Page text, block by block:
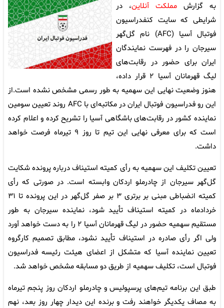
به گزارش مملکت آنلاین، در
شرایطی که سایت کنفدراسیون
فوتبال آسیا (AFC) نام گل‌گهر
سیرجان را در فهرست نمایندگان
ایران برای حضور در رقابت‌های
لیگ قهرمانان آسیا ۲ قرار داده،
هنوز وضعیت نهایی این سهمیه به طور رسمی مشخص نشده است.از
این رو فدراسیون فوتبال ایران در مکاتبه‌ای با AFC روند تعیین سومین
نماینده کشور در رقابت‌های باشگاهی آسیا را تشریح کرده و اعلام کرده
است که برای معرفی نهایی این تیم تا روز ۹ تیرماه فرصت خواهد
داشت.
تعیین تکلیف این سهمیه به رأی کمیته استیناف درباره پرونده شکایت
گل‌گهر سیرجان از چادرملو اردکان وابسته است. در صورتی که رأی
کمیته انضباطی مبنی بر برتری ۳ بر صفر گل‌گهر در این پرونده تا ۳۱
خردادماه در کمیته استیناف تأیید شود، نماینده سیرجان به طور
مستقیم سهمیه حضور در لیگ قهرمانان آسیا ۲ را به دست خواهد آورد
ولی اگر رأی صادره در استیناف تأیید نشود، مطابق تصمیم کارگروه
تعیین نماینده آسیا که متشکل از اعضای هیئت رئیسه فدراسیون
فوتبال است، تکلیف سهمیه از طریق دو مسابقه مشخص خواهد شد.
طبق این برنامه تیم‌های پرسپولیس و چادرملو اردکان روز پنجم تیرماه
به مصاف یکدیگر خواهند رفت و برنده این دیدار چهار روز بعد، نهم